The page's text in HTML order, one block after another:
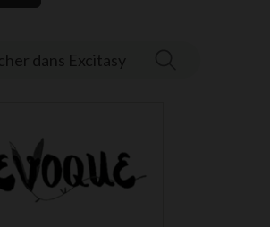
dans Excitasy